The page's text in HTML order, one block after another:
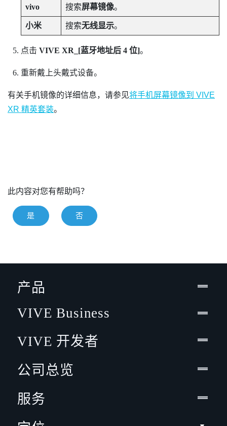
vivo 搜索屏幕镜像。
小米 搜索无线显示。
点击 VIVE XR_[蓝牙地址后 4 位]。
重新戴上头戴式设备。
有关手机镜像的详细信息，请参见将手机屏幕镜像到 VIVE
XR 精英套装。
此内容对您有帮助吗？
是 否
产品
VIVE Business
VIVE 开发者
公司总览
服务